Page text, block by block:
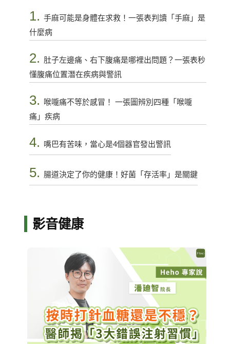
1. 手麻可能是身體在求救！一張表判讀「手麻」是
什麼病
2. 肚子左邊痛、右下腹痛是哪裡出問題？一張表秒
懂腹痛位置潛在疾病與警訊
3.
喉嚨痛不等於感冒！ 一張圖辨別四種「喉嚨
痛」疾病
4. 嘴巴有苦味，當心是4個器官發出警訊
5. 腸道決定了你的健康！好菌「存活率」是關鍵
影音健康